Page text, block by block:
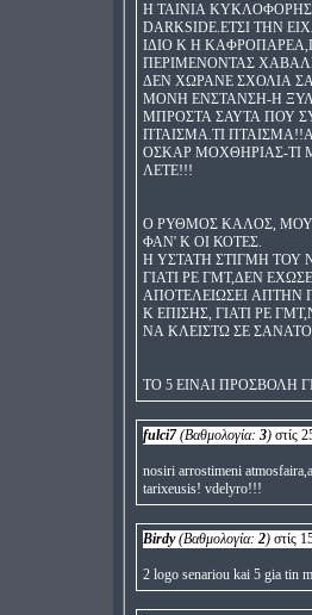
Η ΤΑΙΝΙΑ
DARKSIDE.ΕΤΣΙ ΤΗΝ
ΙΔΙΟ Κ Η
ΠΕΡΙΜΕΝONTAΣ
ΔΕΝ ΧΩΡΑΝΕ ΣΧΟΛΙΑ
ΜΟΝΗ ΕΝΣΤΑΝΣΗ-Η
ΜΠΡΟΣΤΑ ΣΑΥΤΑ ΠΟΥ
ΠΤΑΙΣΜΑ.ΤΙ
ΟΣΚΑΡ ΜΟΧΘΗΡΙΑΣ-ΤΙ
ΛΕΤΕ!!!
Ο ΡΥΘΜΟΣ ΚΑΛΟΣ,
ΦΑΝ' Κ ΟΙ ΚΟΤΕΣ.
Η ΥΣΤΑΤΗ ΣΤΙΓΜΗ ΤΟΥ
ΓΙΑΤΙ ΡΕ ΓΜΤ,ΔΕΝ
ΑΠΟΤΕΛΕΙΩΣΕΙ ΑΠΤΗΝ
Κ ΕΠΙΣΗΣ, ΓΙΑΤΙ ΡΕ
ΝΑ ΚΛΕΙΣΤΩ ΣΕ
ΤΟ 5 ΕΙΝΑΙ ΠΡΟΣΒΟΛΗ
fulci7(Βαθμολογία: 3) στίς
nosiri arrostimeni
tarixeusis! vdelyro!!!
Birdy(Βαθμολογία: 2) στίς
2 logo senariou kai 5 gia tin